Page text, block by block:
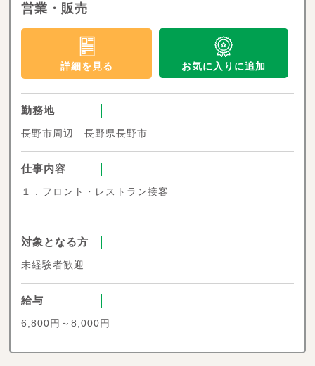
営業・販売
詳細を見る お気に入りに追加
勤務地
長野市周辺 長野県長野市
仕事内容
１．フロント・レストラン接客
対象となる方
未経験者歓迎
給与
6,800円～8,000円